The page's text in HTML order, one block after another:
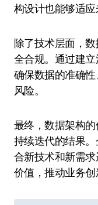
构设计也能够适应
除了技术层面，
全合规。通过建
确保数据的准确
风险。
最终，数据架构
持续迭代的结果
合新技术和新需
价值，推动业务创